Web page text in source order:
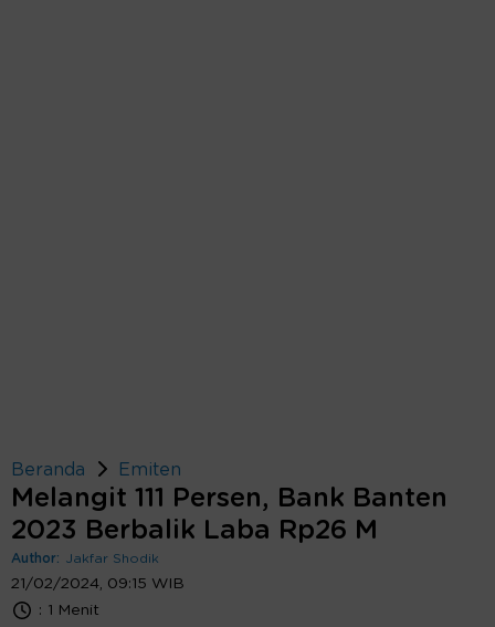
Beranda Emiten
Melangit 111 Persen, Bank Banten
2023 Berbalik Laba Rp26 M
Author: Jakfar Shodik
21/02/2024, 09:15 WIB
: 1 Menit